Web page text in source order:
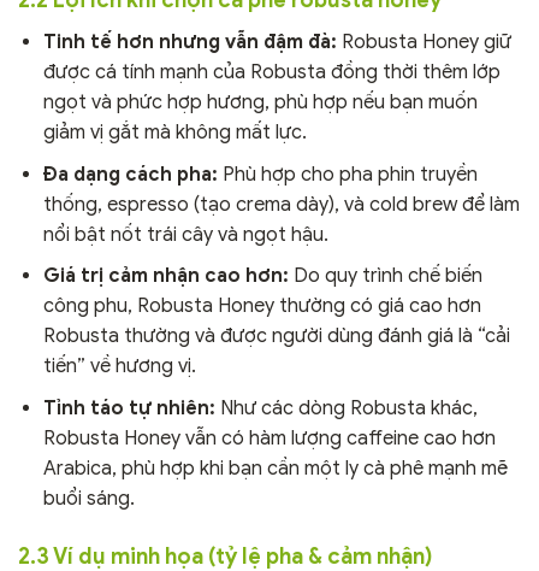
Tinh tế hơn nhưng vẫn đậm đà: Robusta Honey giữ
được cá tính mạnh của Robusta đồng thời thêm lớp
ngọt và phức hợp hương, phù hợp nếu bạn muốn
giảm vị gắt mà không mất lực.
Đa dạng cách pha: Phù hợp cho pha phin truyền
thống, espresso (tạo crema dày), và cold brew để làm
nổi bật nốt trái cây và ngọt hậu.
Giá trị cảm nhận cao hơn: Do quy trình chế biến
công phu, Robusta Honey thường có giá cao hơn
Robusta thường và được người dùng đánh giá là “cải
tiến” về hương vị.
Tỉnh táo tự nhiên: Như các dòng Robusta khác,
Robusta Honey vẫn có hàm lượng caffeine cao hơn
Arabica, phù hợp khi bạn cần một ly cà phê mạnh mẽ
buổi sáng.
2.3 Ví dụ minh họa (tỷ lệ pha & cảm nhận)